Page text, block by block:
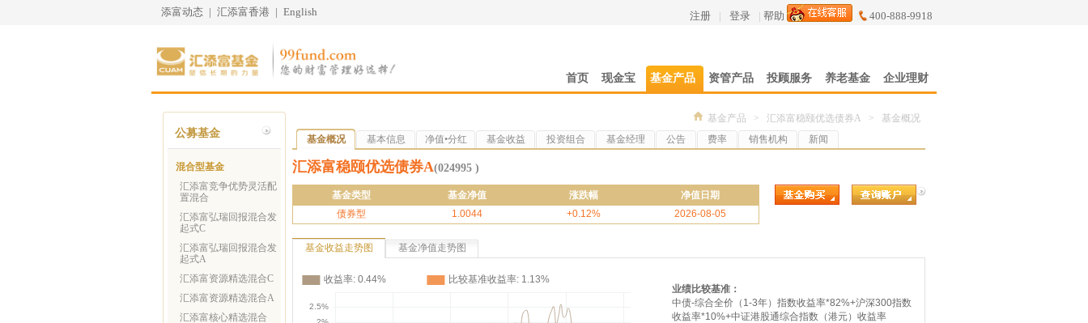
添富动态 | 汇添富香港 | English 注册 | 登录 | 帮助 400-888-9918
首页 现金宝 基金产品 资管产品 投顾服务 养老基金 企业理财
公募基金
混合型基金
汇添富竞争优势灵活配
置混合
汇添富弘瑞回报混合发
起式C
汇添富弘瑞回报混合发
起式A
汇添富资源精选混合C
汇添富资源精选混合A
汇添富核心精选混合
基金产品 > 汇添富稳颐优选债券A > 基金概况
基金概况 基本信息 净值•分红 基金收益 投资组合 基金经理 公告 费率 销售机构 新闻
汇添富稳颐优选债券A(024995 )
基金类型 基金净值 涨跌幅
净值日期
债券型
1.0044 +0.12% 2026-08-05
基金收益走势图 基金净值走势图
业绩比较基准：
中债-综合全价（1-3年）指数收益率*82%+沪深300指数
收益率*10%+中证港股通综合指数（港元）收益率